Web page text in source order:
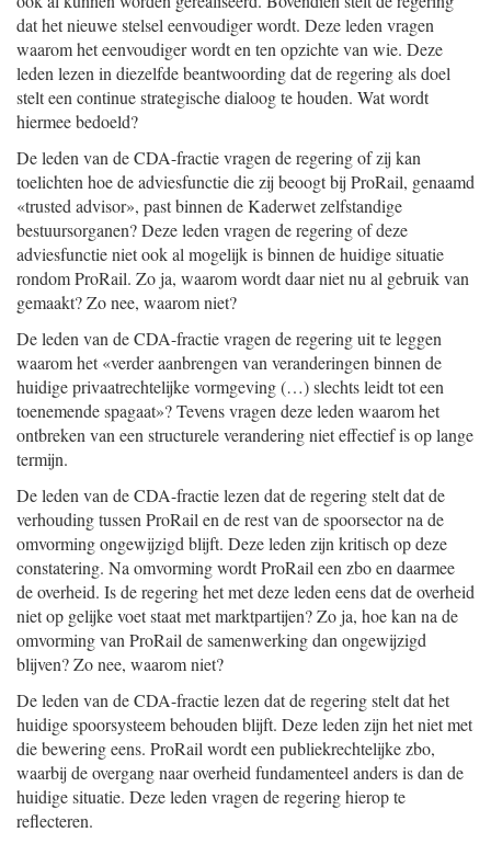
dat het nieuwe stelsel eenvoudiger wordt. Deze leden vragen
waarom het eenvoudiger wordt en ten opzichte van wie. Deze
leden lezen in diezelfde beantwoording dat de regering als doel
stelt een continue strategische dialoog te houden. Wat wordt
hiermee bedoeld?
De leden van de CDA-fractie vragen de regering of zij kan
toelichten hoe de adviesfunctie die zij beoogt bij ProRail, genaamd
«trusted advisor», past binnen de Kaderwet zelfstandige
bestuursorganen? Deze leden vragen de regering of deze
adviesfunctie niet ook al mogelijk is binnen de huidige situatie
rondom ProRail. Zo ja, waarom wordt daar niet nu al gebruik van
gemaakt? Zo nee, waarom niet?
De leden van de CDA-fractie vragen de regering uit te leggen
waarom het «verder aanbrengen van veranderingen binnen de
huidige privaatrechtelijke vormgeving (…) slechts leidt tot een
toenemende spagaat»? Tevens vragen deze leden waarom het
ontbreken van een structurele verandering niet effectief is op lange
termijn.
De leden van de CDA-fractie lezen dat de regering stelt dat de
verhouding tussen ProRail en de rest van de spoorsector na de
omvorming ongewijzigd blijft. Deze leden zijn kritisch op deze
constatering. Na omvorming wordt ProRail een zbo en daarmee
de overheid. Is de regering het met deze leden eens dat de overheid
niet op gelijke voet staat met marktpartijen? Zo ja, hoe kan na de
omvorming van ProRail de samenwerking dan ongewijzigd
blijven? Zo nee, waarom niet?
De leden van de CDA-fractie lezen dat de regering stelt dat het
huidige spoorsysteem behouden blijft. Deze leden zijn het niet met
die bewering eens. ProRail wordt een publiekrechtelijke zbo,
waarbij de overgang naar overheid fundamenteel anders is dan de
huidige situatie. Deze leden vragen de regering hierop te
reflecteren.